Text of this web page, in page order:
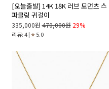
[오늘출발] 14K 18K 러브 모먼츠 스
파클링 귀걸이
335,000원 470,000원 29%
리뷰: 4 | 5.0